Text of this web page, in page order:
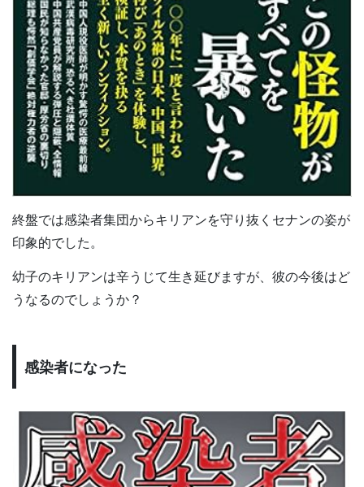
終盤では感染者集団からキリアンを守り抜くセナンの姿が
印象的でした。
幼子のキリアンは辛うじて生き延びますが、彼の今後はど
うなるのでしょうか？
感染者になった